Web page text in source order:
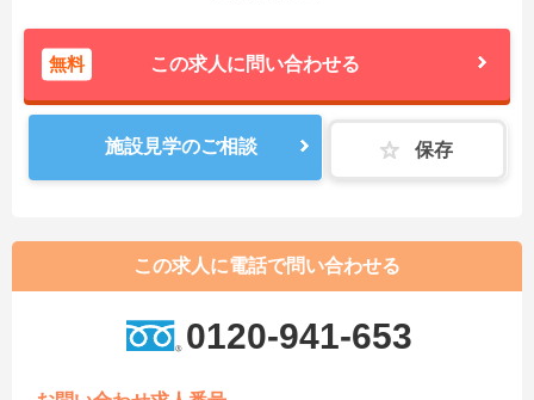
無料 この求人に問い合わせる
施設見学のご相談 保存
この求人に電話で問い合わせる
0120-941-653